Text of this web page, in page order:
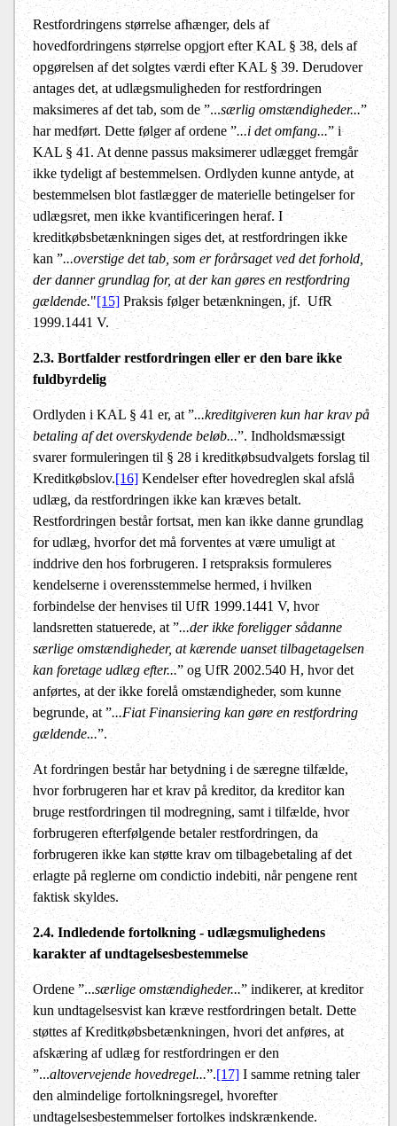
Restfordringens størrelse afhænger, dels af
hovedfordringens størrelse opgjort efter KAL § 38, dels af
opgørelsen af det solgtes værdi efter KAL § 39. Derudover
antages det, at udlægsmuligheden for restfordringen
maksimeres af det tab, som de ”...særlig omstændigheder...”
har medført. Dette følger af ordene ”...i det omfang...” i
KAL § 41. At denne passus maksimerer udlægget fremgår
ikke tydeligt af bestemmelsen. Ordlyden kunne antyde, at
bestemmelsen blot fastlægger de materielle betingelser for
udlægsret, men ikke kvantificeringen heraf. I
kreditkøbsbetænkningen siges det, at restfordringen ikke
kan ”...overstige det tab, som er forårsaget ved det forhold,
der danner grundlag for, at der kan gøres en restfordring
gældende."[15]Praksis følger betænkningen, jf. UfR
1999.1441 V.
2.3. Bortfalder restfordringen eller er den bare ikke
fuldbyrdelig
Ordlyden i KAL § 41 er, at ”...kreditgiveren kun har krav på
betaling af det overskydende beløb...”. Indholdsmæssigt
svarer formuleringen til § 28 i kreditkøbsudvalgets forslag til
Kreditkøbslov.[16]Kendelser efter hovedreglen skal afslå
udlæg, da restfordringen ikke kan kræves betalt.
Restfordringen består fortsat, men kan ikke danne grundlag
for udlæg, hvorfor det må forventes at være umuligt at
inddrive den hos forbrugeren. I retspraksis formuleres
kendelserne i overensstemmelse hermed, i hvilken
forbindelse der henvises til UfR 1999.1441 V, hvor
landsretten statuerede, at ”...der ikke foreligger sådanne
særlige omstændigheder, at kærende uanset tilbagetagelsen
kan foretage udlæg efter...” og UfR 2002.540 H, hvor det
anførtes, at der ikke forelå omstændigheder, som kunne
begrunde, at ”...Fiat Finansiering kan gøre en restfordring
gældende...”.
At fordringen består har betydning i de særegne tilfælde,
hvor forbrugeren har et krav på kreditor, da kreditor kan
bruge restfordringen til modregning, samt i tilfælde, hvor
forbrugeren efterfølgende betaler restfordringen, da
forbrugeren ikke kan støtte krav om tilbagebetaling af det
erlagte på reglerne om condictio indebiti, når pengene rent
faktisk skyldes.
2.4. Indledende fortolkning - udlægsmulighedens
karakter af undtagelsesbestemmelse
Ordene ”...særlige omstændigheder...” indikerer, at kreditor
kun undtagelsesvist kan kræve restfordringen betalt. Dette
støttes af Kreditkøbsbetænkningen, hvori det anføres, at
afskæring af udlæg for restfordringen er den
”...altovervejende hovedregel...”.[17]I samme retning taler
den almindelige fortolkningsregel, hvorefter
undtagelsesbestemmelser fortolkes indskrænkende.